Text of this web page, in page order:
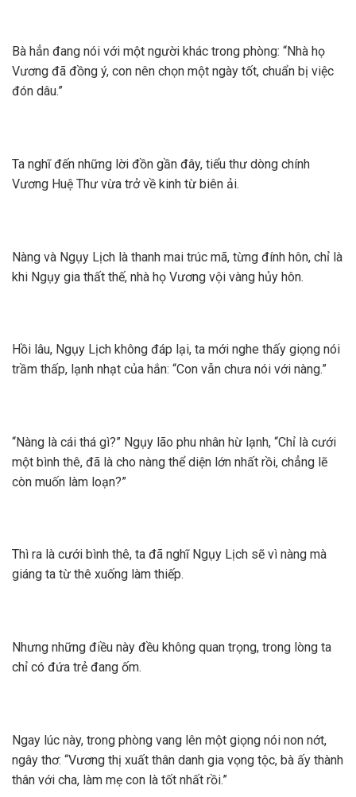
Bà hẳn đang nói với một người khác trong phòng: “Nhà họ
Vương đã đồng ý, con nên chọn một ngày tốt, chuẩn bị việc
đón dâu.”
Ta nghĩ đến những lời đồn gần đây, tiểu thư dòng chính
Vương Huệ Thư vừa trở về kinh từ biên ải.
Nàng và Ngụy Lịch là thanh mai trúc mã, từng đính hôn, chỉ là
khi Ngụy gia thất thế, nhà họ Vương vội vàng hủy hôn.
Hồi lâu, Ngụy Lịch không đáp lại, ta mới nghe thấy giọng nói
trầm thấp, lạnh nhạt của hắn: “Con vẫn chưa nói với nàng.”
“Nàng là cái thá gì?” Ngụy lão phu nhân hừ lạnh, “Chỉ là cưới
một bình thê, đã là cho nàng thể diện lớn nhất rồi, chẳng lẽ
còn muốn làm loạn?”
Thì ra là cưới bình thê, ta đã nghĩ Ngụy Lịch sẽ vì nàng mà
giáng ta từ thê xuống làm thiếp.
Nhưng những điều này đều không quan trọng, trong lòng ta
chỉ có đứa trẻ đang ốm.
Ngay lúc này, trong phòng vang lên một giọng nói non nớt,
ngây thơ: “Vương thị xuất thân danh gia vọng tộc, bà ấy thành
thân với cha, làm mẹ con là tốt nhất rồi.”